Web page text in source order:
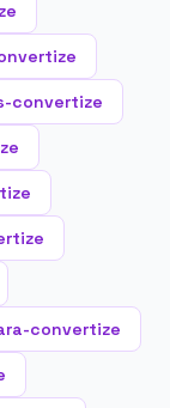
convertize
convertize